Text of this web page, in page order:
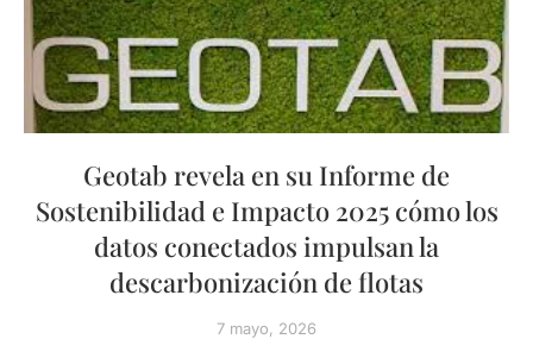
Geotab revela en su Informe de
Sostenibilidad e Impacto 2025 cómo los
datos conectados impulsan la
descarbonización de flotas
7 mayo, 2026